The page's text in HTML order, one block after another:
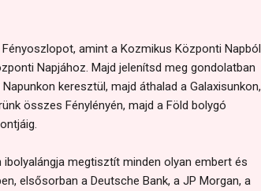
amint a Kozmikus Központi Napból
Napjához. Majd jelenítsd meg gondolatban
keresztül, majd áthalad a Galaxisunkon,
összes Fénylényén, majd a Föld bolygó
megtisztít minden olyan embert és
elsősorban a Deutsche Bank, a JP Morgan, a